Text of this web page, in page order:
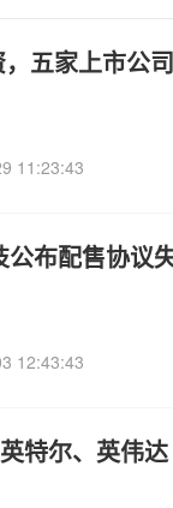
五家上市公
11:23:43
布配售协议
12:43:43
特尔、英伟达